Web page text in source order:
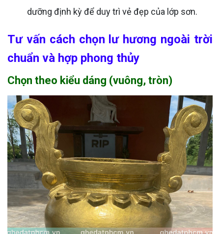
dưỡng định kỳ để duy trì vẻ đẹp của lớp sơn.
Tư vấn cách chọn lư hương ngoài trời
chuẩn và hợp phong thủy
Chọn theo kiểu dáng (vuông, tròn)